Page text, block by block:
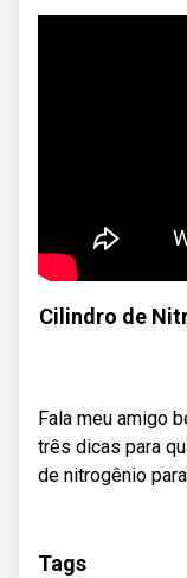
Cilindro de
Fala meu amigo
três dicas para
de nitrogênio para
Tags